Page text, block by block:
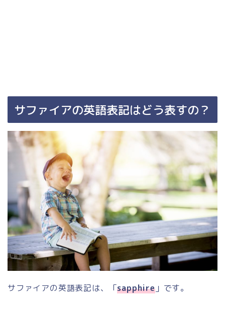
サファイアの英語表記はどう表すの？
サファイアの英語表記は、「sapphire」です。